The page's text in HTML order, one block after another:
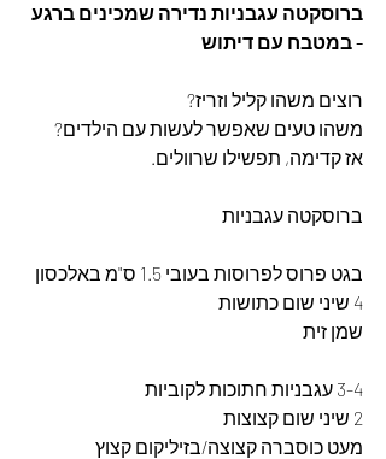
ברוסקטה עגבניות נדירה שמכינים ברגע
- במטבח עם דיתוש
רוצים משהו קליל וזריז?
משהו טעים שאפשר לעשות עם הילדים?
אז קדימה, תפשילו שרוולים.
ברוסקטה עגבניות
בגט פרוס לפרוסות בעובי 1.5 ס"מ באלכסון
4 שיני שום כתושות
שמן זית
3-4 עגבניות חתוכות לקוביות
2 שיני שום קצוצות
מעט כוסברה קצוצה/בזיליקום קצוץ